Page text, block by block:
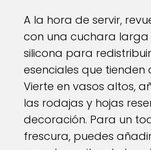
A la hora de servir,
con una cuchara
silicona para
esenciales que tienden
Vierte en vasos altos,
las rodajas y hojas
decoración. Para un
frescura, puedes